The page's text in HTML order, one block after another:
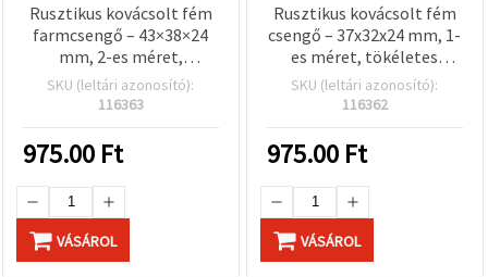
Rusztikus kovácsolt fém
farmcsengő – 43×38×24
mm, 2-es méret,
tökéletes kreatív hobby
kellék dekorációhoz és
projektekhez
SKU (leltári azonosító):
116363
975.00 Ft
VÁSÁROL
Rusztikus kovácsolt fém
csengő – 37x32x24 mm, 1-
es méret, tökéletes
dekorációhoz, kreatív
hobbyhoz és
kézműves projektekhez
SKU (leltári azonosító):
116362
975.00 Ft
VÁSÁROL